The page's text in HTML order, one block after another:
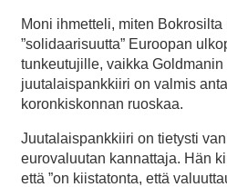
Moni ihmetteli, miten
”solidaarisuutta” Euroopan
tunkeutujille, vaikka
juutalaispankkiiri on valmis
koronkiskonnan ruoskaa.
Juutalaispankkiiri on tietysti
eurovaluutan kannattaja. Hän
että ”on kiistatonta, että